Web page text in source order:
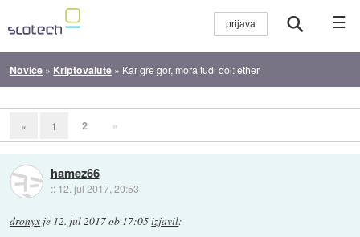
☰
Novice » Kriptovalute » Kar gre gor, mora tudi dol: ether
« 1 2 »
hamez66
:: 12. jul 2017, 20:53
dronyx je 12. jul 2017 ob 17:05izjavil: